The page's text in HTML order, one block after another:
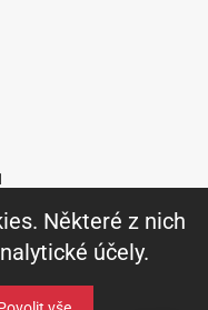
Některé z nich
účely.